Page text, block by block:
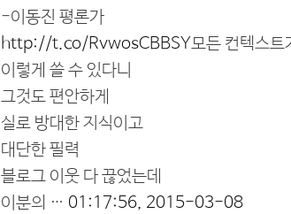
-이동진 평론가
http://t.co/RvwosCBBSY모든 컨텍스트
이렇게 쓸 수 있다니
그것도 편안하게
실로 방대한 지식이고
대단한 필력
블로그 이웃 다 끊었는데
이분의 … 01:17:56, 2015-03-08